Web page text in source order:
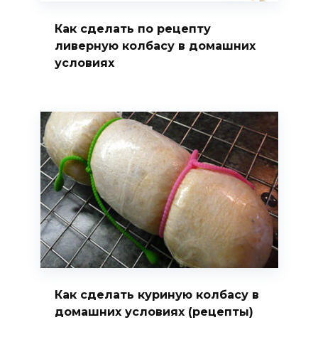
Как сделать по рецепту
ливерную колбасу в домашних
условиях
Как сделать куриную колбасу в
домашних условиях (рецепты)